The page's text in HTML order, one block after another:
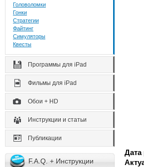
Головоломки
Гонки
Стратегии
Файтинг
Симуляторы
Квесты
Программы для iPad
Фильмы для iPad
Обои + HD
Инструкции и статьи
Публикации
F.A.Q. + Инструкции